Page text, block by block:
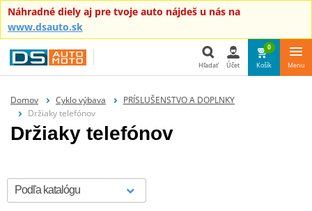
Náhradné diely aj pre tvoje auto nájdeš u nás na
www.dsauto.sk
Hľadať Účet
0
Košík Menu
Domov Cyklo výbava
PRÍSLUŠENSTVO A DOPLNKY
Držiaky telefónov
Držiaky telefónov